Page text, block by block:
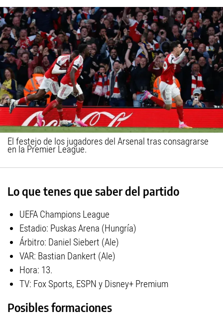
El festejo de los jugadores del Arsenal tras consagrarse
en la Premier League.
Lo que tenes que saber del partido
UEFA Champions League
Estadio: Puskas Arena (Hungría)
Árbitro: Daniel Siebert (Ale)
VAR: Bastian Dankert (Ale)
Hora: 13.
TV: Fox Sports, ESPN y Disney+ Premium
Posibles formaciones